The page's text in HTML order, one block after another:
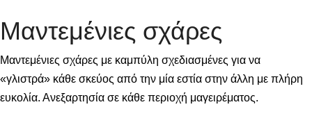
Μαντεμένιες σχάρες
Μαντεμένιες σχάρες με καμπύλη σχεδιασμένες για να
«γλιστρά» κάθε σκεύος από την μία εστία στην άλλη με πλήρη
ευκολία. Ανεξαρτησία σε κάθε περιοχή μαγειρέματος.